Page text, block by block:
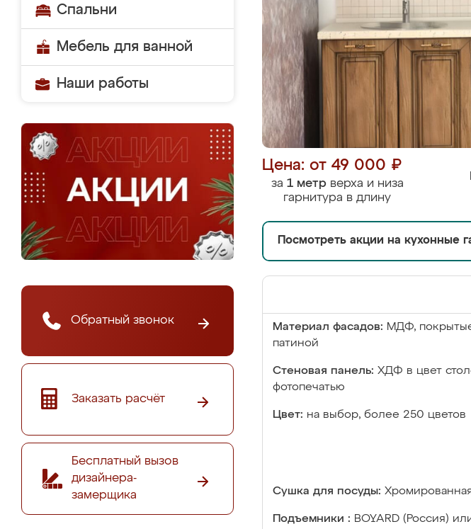
Спальни
Мебель для ванной
Наши работы
Обратный звонок
Заказать расчёт
Бесплатный вызов
дизайнера-
замерщика
Цена: от 49 000 ₽
за 1 метрверха и низа
гарнитура в длину
Посмотреть акции на кухонные
Материал фасадов: МДФ,
патиной
Стеновая панель: ХДФ в цвет
фотопечатью
Цвет: на выбор, более 250 цветов
Сушка для посуды:
Подъемники : BOYARD (Россия)